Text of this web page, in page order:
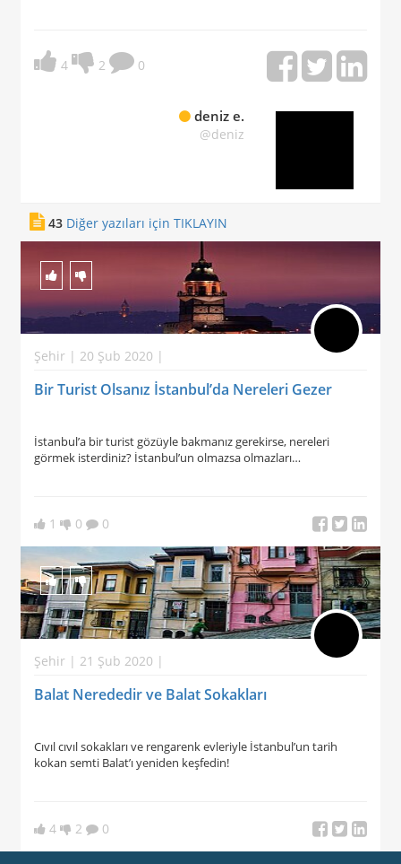
4 2 0
deniz e.
@deniz
43 Diğer yazıları için TIKLAYIN
Şehir | 20 Şub 2020 |
Bir Turist Olsanız İstanbul’da Nereleri Gezer
İstanbul’a bir turist gözüyle bakmanız gerekirse, nereleri
görmek isterdiniz? İstanbul’un olmazsa olmazları…
1 0 0
Şehir | 21 Şub 2020 |
Balat Nerededir ve Balat Sokakları
Cıvıl cıvıl sokakları ve rengarenk evleriyle İstanbul’un tarih
kokan semti Balat’ı yeniden keşfedin!
4 2 0